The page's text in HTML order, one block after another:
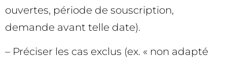
ouvertes, période de souscription,
demande avant telle date).
– Préciser les cas exclus (ex. « non adapté